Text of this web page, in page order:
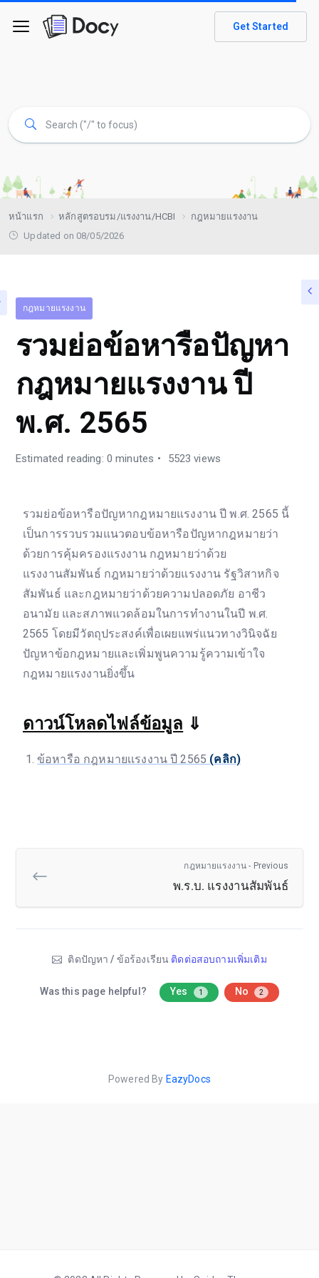
Get Started
หน้าแรก หลักสูตรอบรม/แรงงาน/HCBI
กฎหมายแรงงาน
Updated on 08/05/2026
กฎหมายแรงงาน
รวมย่อข้อหารือปัญหา
กฎหมายแรงงาน ปี
พ.ศ. 2565
Estimated reading: 0 minutes 5523 views
รวมย่อข้อหารือปัญหากฎหมายแรงงาน ปี พ.ศ. 2565 นี้
เป็นการรวบรวมแนวตอบข้อหารือปัญหากฎหมายว่า
ด้วยการคุ้มครองแรงงาน กฎหมายว่าด้วย
แรงงานสัมพันธ์ กฎหมายว่าด้วยแรงงาน รัฐวิสาหกิจ
สัมพันธ์ และกฎหมายว่าด้วยความปลอดภัย อาชีว
อนามัย และสภาพแวดล้อมในการทำงานในปี พ.ศ.
2565 โดยมีวัตถุประสงค์เพื่อเผยแพร่แนวทางวินิจฉัย
ปัญหาข้อกฎหมายและเพิ่มพูนความรู้ความเข้าใจ
กฎหมายแรงงานยิ่งขึ้น
ดาวน์โหลดไฟล์ข้อมูล ⇓
ข้อหารือ กฎหมายเเรงงาน ปี 2565 (คลิก)
กฎหมายแรงงาน - Previous
พ.ร.บ. แรงงานสัมพันธ์
ติดปัญหา / ข้อร้องเรียน ติดต่อสอบถามเพิ่มเติม
Was this page helpful? Yes 1 No 2
Powered By EazyDocs